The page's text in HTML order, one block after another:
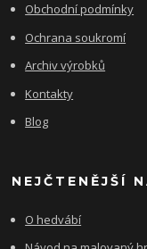
Obchodní podmínky
Ochrana soukromí
Archiv výrobků
Kontakty
Blog
NEJČTENĚJŠÍ
O hedvábí